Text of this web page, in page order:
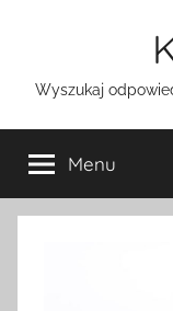
Wyszukaj
Menu